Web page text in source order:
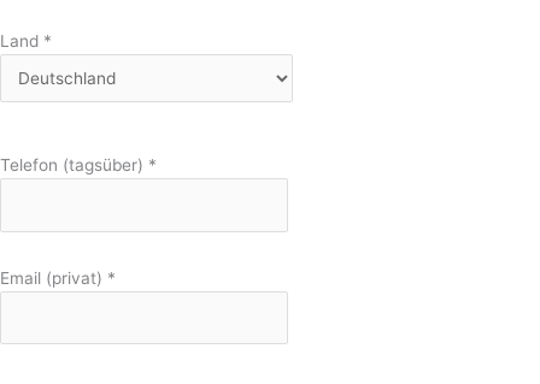
Land *
Telefon (tagsüber) *
Email (privat) *